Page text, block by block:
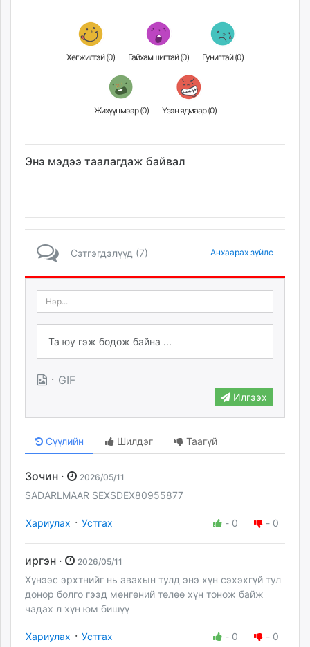
Хөгжилтэй (0) Гайхамшигтай (0) Гунигтай (0)
Жихүүцмээр (0) Үзэн ядмаар (0)
Энэ мэдээ таалагдаж байвал
Сэтгэгдэлүүд (7) Анхаарах зүйлс
· GIF
Илгээх
Сүүлийн Шилдэг Таагүй
Зочин · 2026/05/11
SADARLMAAR SEXSDEX80955877
Хариулах · Устгах - 0 - 0
иргэн · 2026/05/11
Хүнээс эрхтнийг нь авахын тулд энэ хүн сэхэхгүй тул
донор болго гээд мөнгөний төлөө хүн тонож байж
чадах л хүн юм бишүү
Хариулах · Устгах - 0 - 0